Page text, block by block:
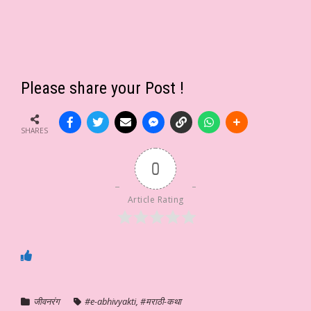
Please share your Post !
SHARES
0
Article Rating
जीवनरंग #e-abhivyakti, #मराठी-कथा